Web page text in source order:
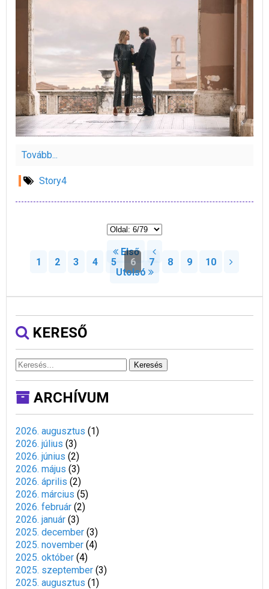
Tovább...
Story4
Első
1
2 3 4 5 6 7 8 9
10
Utolsó
KERESŐ
Keresés
ARCHÍVUM
2026. augusztus (1)
2026. július (3)
2026. június (2)
2026. május (3)
2026. április (2)
2026. március (5)
2026. február (2)
2026. január (3)
2025. december (3)
2025. november (4)
2025. október (4)
2025. szeptember (3)
2025. augusztus (1)